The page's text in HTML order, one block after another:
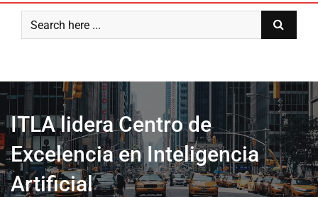
ITLA lidera Centro de
Excelencia en Inteligencia
Artificial